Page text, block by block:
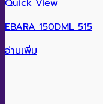
EBARA 150DML 515
อ่านเพิ่ม